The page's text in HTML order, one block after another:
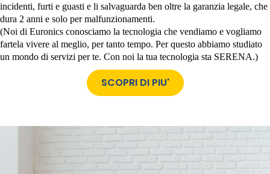
incidenti, furti e guasti e li salvaguarda ben oltre la garanzia legale, che
dura 2 anni e solo per malfunzionamenti.
(Noi di Euronics conosciamo la tecnologia che vendiamo e vogliamo
fartela vivere al meglio, per tanto tempo. Per questo abbiamo studiato
un mondo di servizi per te. Con noi la tua tecnologia sta SERENA.)
SCOPRI DI PIU'